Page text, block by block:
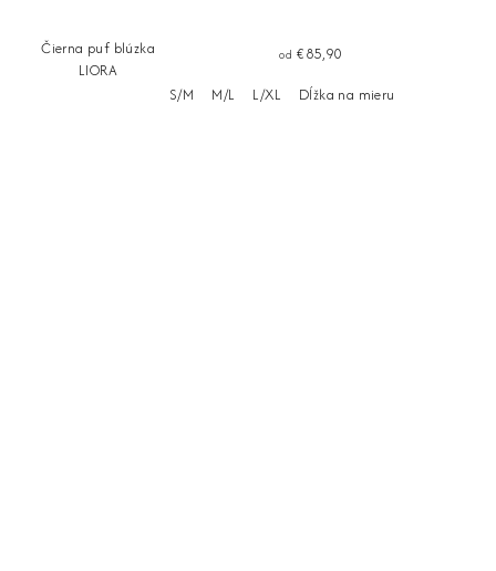
Čierna puf blúzka
LIORA
od €85,90
S/M
M/L L/XL Dĺžka na mieru